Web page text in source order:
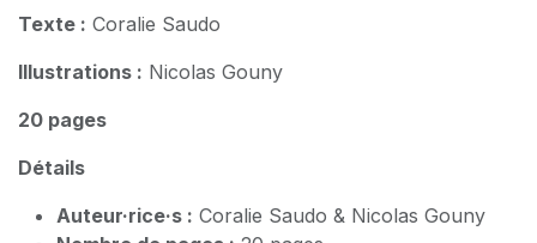
Texte : Coralie Saudo
Illustrations : Nicolas Gouny
20 pages
Détails
Auteur·rice·s : Coralie Saudo & Nicolas Gouny